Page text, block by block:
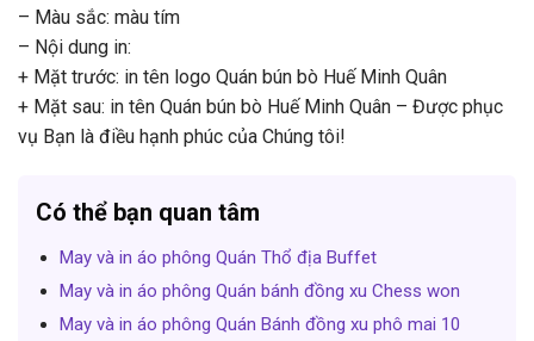
– Màu sắc: màu tím
– Nội dung in:
+ Mặt trước: in tên logo Quán bún bò Huế Minh Quân
+ Mặt sau: in tên Quán bún bò Huế Minh Quân – Được phục
vụ Bạn là điều hạnh phúc của Chúng tôi!
Có thể bạn quan tâm
May và in áo phông Quán Thổ địa Buffet
May và in áo phông Quán bánh đồng xu Chess won
May và in áo phông Quán Bánh đồng xu phô mai 10